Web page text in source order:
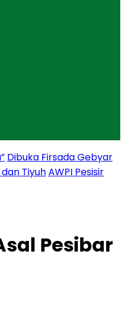
Dibuka Firsada Gebyar
TiyuhAWPI Pesisir
Pesibar